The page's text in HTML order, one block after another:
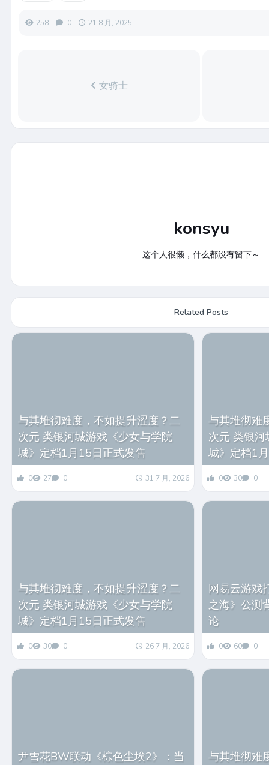
258 0 21 8 月, 2025
女骑士
konsyu
这个人很懒，什么都没有留下～
Related Posts
与其堆彻难度，不如提升涩度？二
次元 类银河城游戏《少女与学院
城》定档1月15日正式发售
0 27 0 31 7 月, 2026
与其堆彻难
次元 类银
城》定档1
0 30 0
与其堆彻难度，不如提升涩度？二
次元 类银河城游戏《少女与学院
城》定档1月15日正式发售
0 30 0 26 7 月, 2026
网易云游戏
之海》公测
论
0 60 0
尹雪花BW联动《棕色尘埃2》：当
与其堆彻难